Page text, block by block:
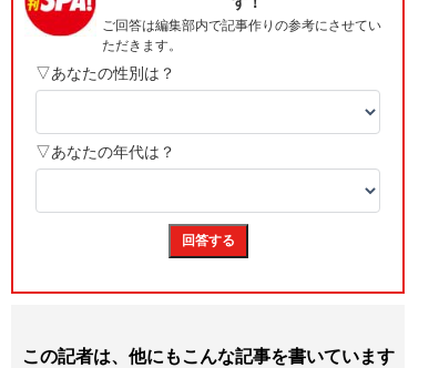
この記者は、他にもこんな記事を書いています